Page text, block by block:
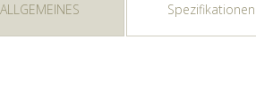
ALLGEMEINES Spezifikationen